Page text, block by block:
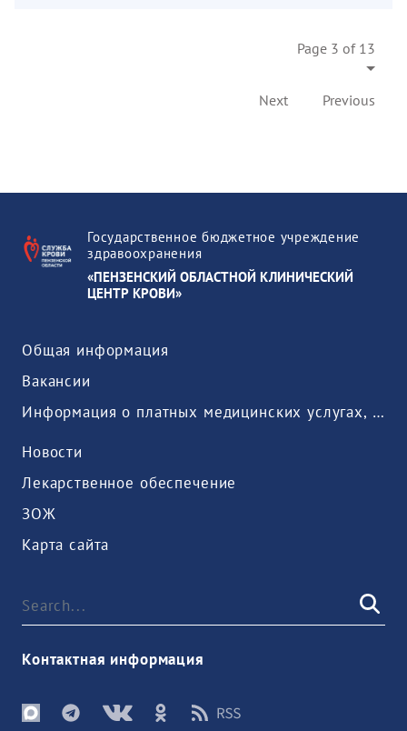
Page 3 of 13
Previous
Next
Государственное бюджетное учреждение
здравоохранения
«ПЕНЗЕНСКИЙ ОБЛАСТНОЙ КЛИНИЧЕСКИЙ
ЦЕНТР КРОВИ»
Общая информация
Вакансии
Информация о платных медицинских услугах, предоставляемых медицинской организацией
Новости
Лекарственное обеспечение
ЗОЖ
Карта сайта
Контактная информация